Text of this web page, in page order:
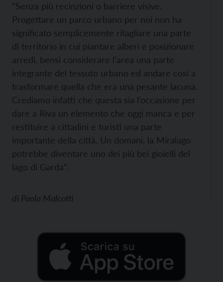
“Senza più recinzioni o barriere visive.
Progettare un parco urbano per noi non ha
significato semplicemente ritagliare una parte
di territorio in cui piantare alberi e posizionare
arredi, bensì considerare l’area una parte
integrante del tessuto urbano ed andare così a
trasformare quella che era una pesante lacuna.
Crediamo infatti che questa sia l’occasione per
dare a Riva un elemento che oggi manca e per
restituire a cittadini e turisti una parte
importante della città. Un domani, la Miralago
potrebbe diventare uno dei più bei gioielli del
lago di Garda”.
di Paola Malcotti